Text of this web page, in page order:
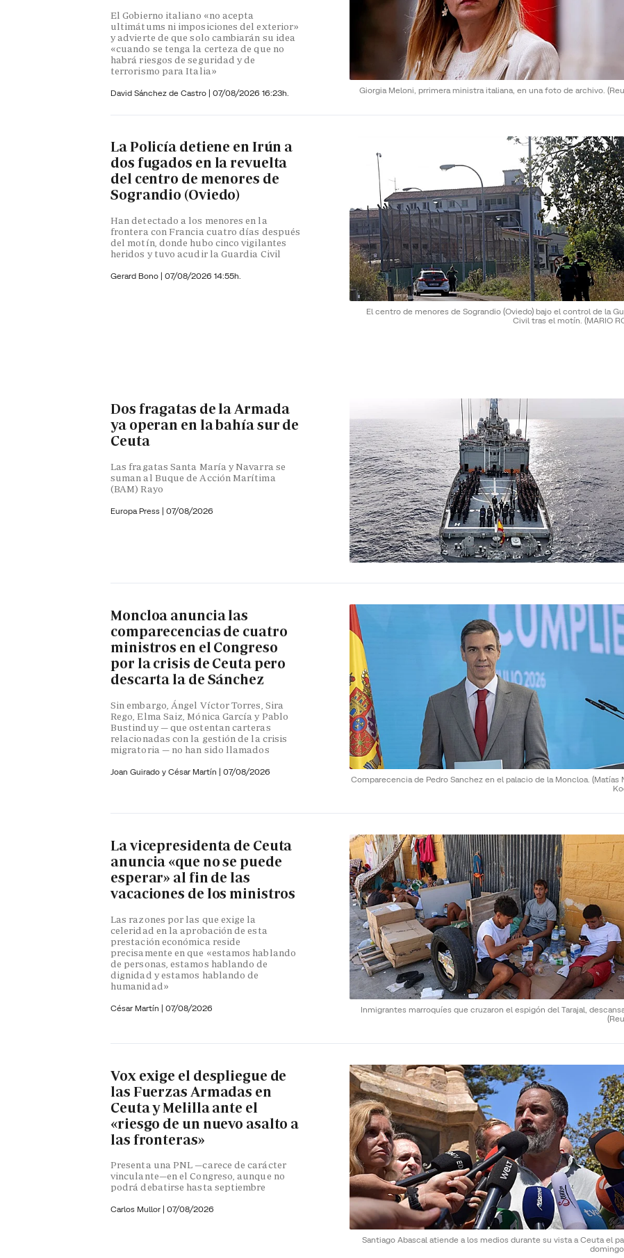
Giorgia Meloni, prrimera ministra italiana, en una foto de archivo.
El Gobierno italiano «no acepta
ultimátums ni imposiciones del exterior»
y advierte de que solo cambiarán su idea
«cuando se tenga la certeza de que no
habrá riesgos de seguridad y de
terrorismo para Italia»
David Sánchez de Castro | 07/08/2026 16:23h.
El centro de menores de Sograndio (Oviedo) bajo el control de la
Civil tras el motín. (MARIO
La Policía detiene en Irún a
dos fugados en la revuelta
del centro de menores de
Sograndio (Oviedo)
Han detectado a los menores en la
frontera con Francia cuatro días después
del motín, donde hubo cinco vigilantes
heridos y tuvo acudir la Guardia Civil
Gerard Bono | 07/08/2026 14:55h.
Dos fragatas de la Armada
ya operan en la bahía sur de
Ceuta
Las fragatas Santa María y Navarra se
suman al Buque de Acción Marítima
(BAM) Rayo
Europa Press | 07/08/2026
Comparecencia de Pedro Sanchez en el palacio de la Moncloa. (Matías
Moncloa anuncia las
comparecencias de cuatro
ministros en el Congreso
por la crisis de Ceuta pero
descarta la de Sánchez
Sin embargo, Ángel Víctor Torres, Sira
Rego, Elma Saiz, Mónica García y Pablo
Bustinduy — que ostentan carteras
relacionadas con la gestión de la crisis
migratoria — no han sido llamados
Joan Guirado y César Martín | 07/08/2026
Inmigrantes marroquíes que cruzaron el espigón del Tarajal,
La vicepresidenta de Ceuta
anuncia «que no se puede
esperar» al fin de las
vacaciones de los ministros
Las razones por las que exige la
celeridad en la aprobación de esta
prestación económica reside
precisamente en que «estamos hablando
de personas, estamos hablando de
dignidad y estamos hablando de
humanidad»
César Martín | 07/08/2026
Santiago Abascal atiende a los medios durante su vista a Ceuta el
Vox exige el despliegue de
las Fuerzas Armadas en
Ceuta y Melilla ante el
«riesgo de un nuevo asalto a
las fronteras»
Presenta una PNL —carece de carácter
vinculante—en el Congreso, aunque no
podrá debatirse hasta septiembre
Carlos Mullor | 07/08/2026